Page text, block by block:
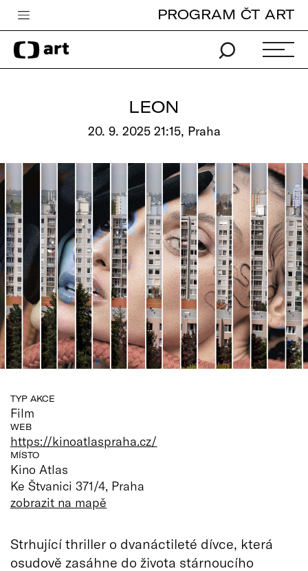
Česká televize
Zpravodajství
Pro děti
edu
Vše o ČT
PROGRAM ČT ART
LEON
20. 9. 2025 21:15, Praha
TYP AKCE
Film
WEB
https://kinoatlaspraha.cz/
MÍSTO
Kino Atlas
Ke Štvanici 371/4, Praha
zobrazit na mapě
Strhující thriller o dvanáctileté dívce, která
osudově zasáhne do života stárnoucího